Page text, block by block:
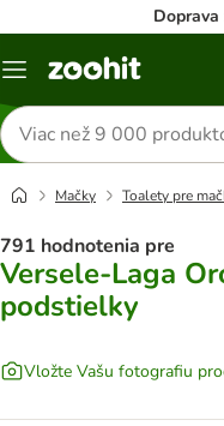
Kategórie
Hľadať
produkty
Mačky Toalety pre
791 hodnotenia pre
Versele-Laga
podstielky
Vložte Vašu fotografiu